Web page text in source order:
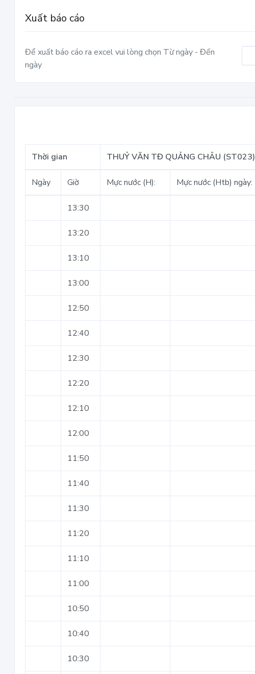
Xuất báo cáo
Để xuất báo cáo ra excel vui lòng chọn Từ ngày - Đến
ngày
Thời gian THUỶ VĂN TĐ QUẢNG CHÂU (ST023)
Ngày Giờ Mực nước (H): Mực nước (Htb) ngày:
13:30
13:20
13:10
13:00
12:50
12:40
12:30
12:20
12:10
12:00
11:50
11:40
11:30
11:20
11:10
11:00
10:50
10:40
10:30